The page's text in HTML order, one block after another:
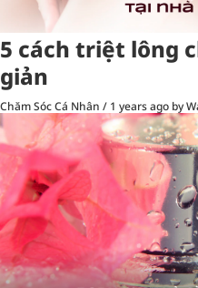
5 cách triệt lông
giản
Chăm Sóc Cá Nhân / 1 years ago by